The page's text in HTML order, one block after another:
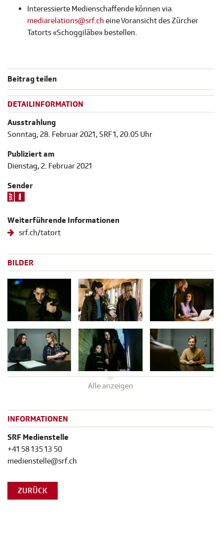
Interessierte Medienschaffende können via
mediarelations@srf.ch eine Voransicht des Zürcher
Tatorts «Schoggiläbe» bestellen.
Beitrag teilen
DETAILINFORMATION
Ausstrahlung
Sonntag, 28. Februar 2021, SRF 1, 20.05 Uhr
Publiziert am
Dienstag, 2. Februar 2021
Sender
Weiterführende Informationen
srf.ch/tatort
BILDER
Alle anzeigen
INFORMATIONEN
SRF Medienstelle
+41 58 135 13 50
medienstelle@srf.ch
ZURÜCK